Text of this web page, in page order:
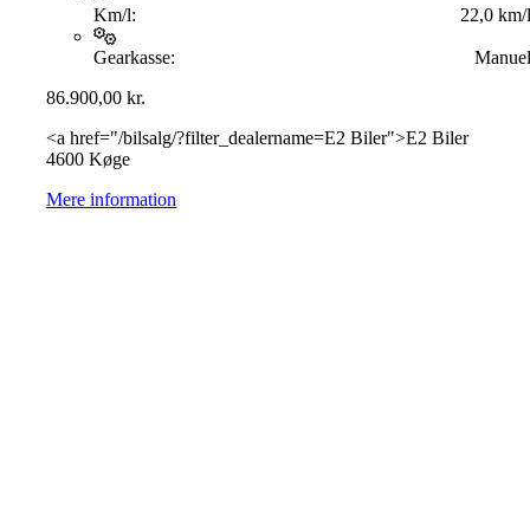
Km/l: 22,0 km/l
Gearkasse:
Manuel
86.900,00kr.
<a href="/bilsalg/?filter_dealername=E2 Biler">E2 Biler
4600 Køge
Mere information